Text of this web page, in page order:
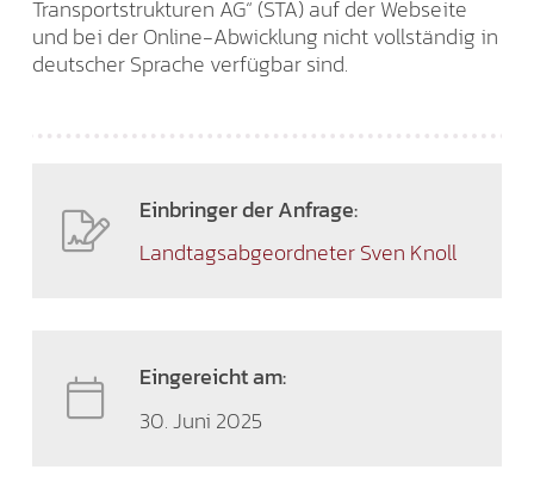
Transportstrukturen AG“ (STA) auf der Webseite
und bei der Online-Abwicklung nicht vollständig in
deutscher Sprache verfügbar sind.
Einbringer der Anfrage:
Landtagsabgeordneter Sven Knoll
Eingereicht am:
30. Juni 2025